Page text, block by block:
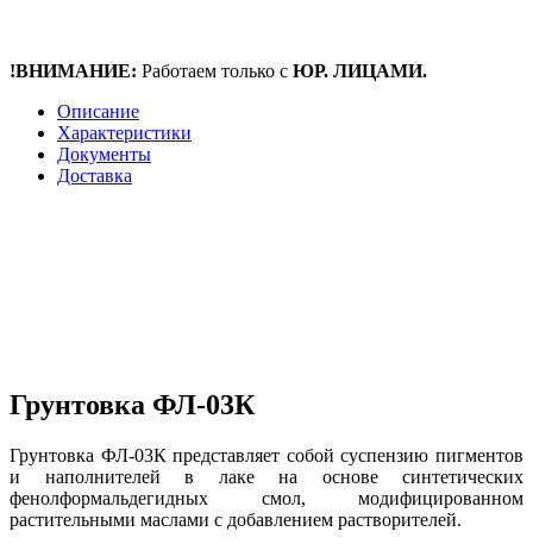
!ВНИМАНИЕ: Работаем только с ЮР. ЛИЦАМИ.
Описание
Характеристики
Документы
Доставка
Грунтовка ФЛ-03К
Грунтовка ФЛ-03К представляет собой суспензию пигментов
и наполнителей в лаке на основе синтетических
фенолформальдегидных смол, модифицированном
растительными маслами с добавлением растворителей.